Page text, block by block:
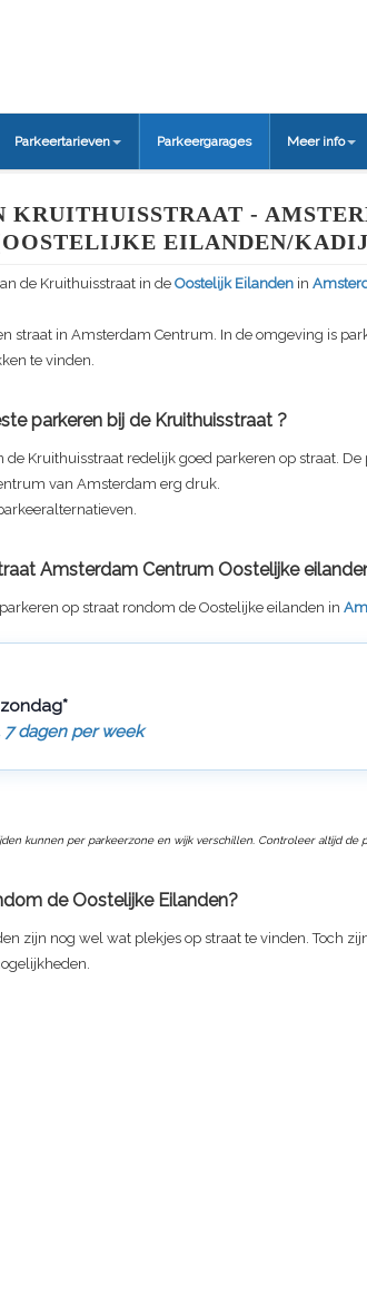
Parkeertarieven Parkeergarages Meer info
KRUITHUISSTRAAT -
EILANDEN/
de Kruithuisstraat in de Oostelijk Eilanden in
straat in Amsterdam Centrum. In de omgeving is
te vinden.
parkeren bij de Kruithuisstraat ?
de Kruithuisstraat redelijk goed parkeren op straat.
van Amsterdam erg druk.
Amsterdam Centrum Oostelijke
op straat rondom de Oostelijke eilanden in
7 dagen per week
kunnen per parkeerzone en wijk verschillen. Controleer altijd de
de Oostelijke Eilanden?
zijn nog wel wat plekjes op straat te vinden. Toch